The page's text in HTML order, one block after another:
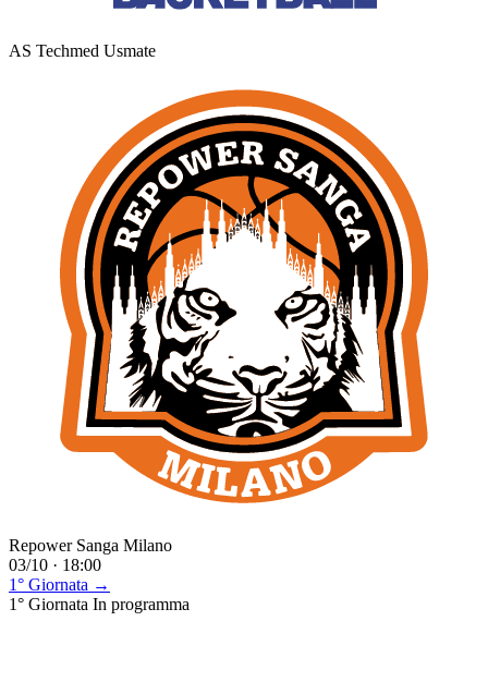
AS Techmed Usmate
Repower Sanga Milano
03/10 · 18:00
1° Giornata →
1° Giornata In programma